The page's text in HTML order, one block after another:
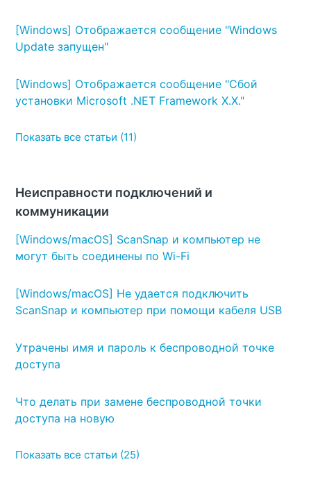
[Windows] Отображается сообщение "Windows
Update запущен"
[Windows] Отображается сообщение "Сбой
установки Microsoft .NET Framework X.X."
Показать все статьи (11)
Неисправности подключений и
коммуникации
[Windows/macOS] ScanSnap и компьютер не
могут быть соединены по Wi-Fi
[Windows/macOS] Не удается подключить
ScanSnap и компьютер при помощи кабеля USB
Утрачены имя и пароль к беспроводной точке
доступа
Что делать при замене беспроводной точки
доступа на новую
Показать все статьи (25)